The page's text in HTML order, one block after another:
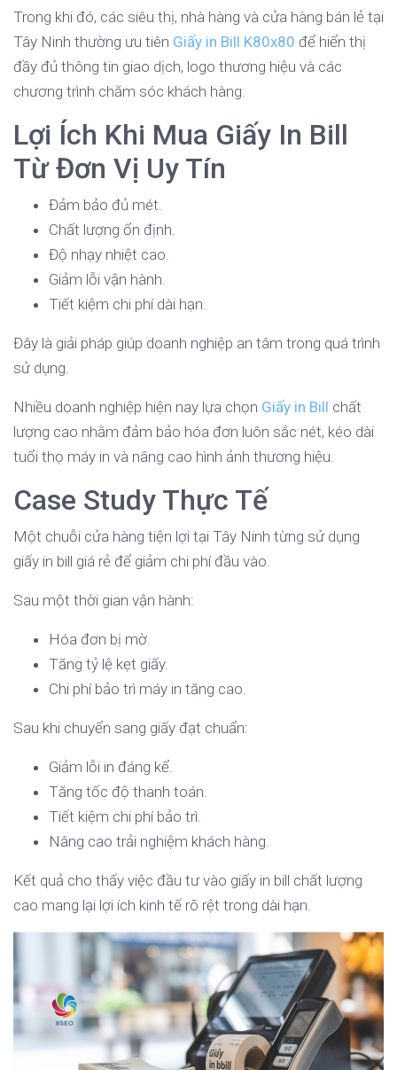
Trong khi đó, các siêu thị, nhà hàng và cửa hàng bán lẻ tại
Tây Ninh thường ưu tiên Giấy in Bill K80x80 để hiển thị
đầy đủ thông tin giao dịch, logo thương hiệu và các
chương trình chăm sóc khách hàng.
Lợi Ích Khi Mua Giấy In Bill
Từ Đơn Vị Uy Tín
Đảm bảo đủ mét.
Chất lượng ổn định.
Độ nhạy nhiệt cao.
Giảm lỗi vận hành.
Tiết kiệm chi phí dài hạn.
Đây là giải pháp giúp doanh nghiệp an tâm trong quá trình
sử dụng.
Nhiều doanh nghiệp hiện nay lựa chọn Giấy in Bill chất
lượng cao nhằm đảm bảo hóa đơn luôn sắc nét, kéo dài
tuổi thọ máy in và nâng cao hình ảnh thương hiệu.
Case Study Thực Tế
Một chuỗi cửa hàng tiện lợi tại Tây Ninh từng sử dụng
giấy in bill giá rẻ để giảm chi phí đầu vào.
Sau một thời gian vận hành:
Hóa đơn bị mờ.
Tăng tỷ lệ kẹt giấy.
Chi phí bảo trì máy in tăng cao.
Sau khi chuyển sang giấy đạt chuẩn:
Giảm lỗi in đáng kể.
Tăng tốc độ thanh toán.
Tiết kiệm chi phí bảo trì.
Nâng cao trải nghiệm khách hàng.
Kết quả cho thấy việc đầu tư vào giấy in bill chất lượng
cao mang lại lợi ích kinh tế rõ rệt trong dài hạn.